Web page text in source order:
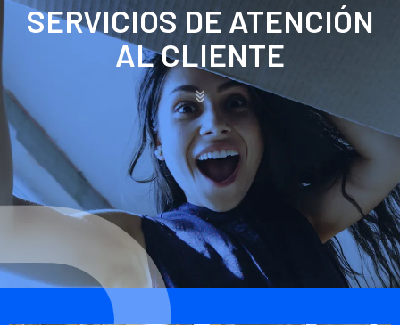
SERVICIOS DE ATENCIÓN
AL CLIENTE